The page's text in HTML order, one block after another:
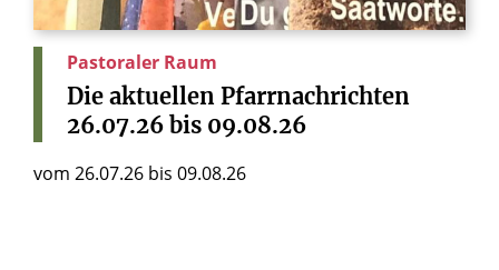
Pastoraler Raum
Die aktuellen Pfarrnachrichten
26.07.26 bis 09.08.26
vom 26.07.26 bis 09.08.26